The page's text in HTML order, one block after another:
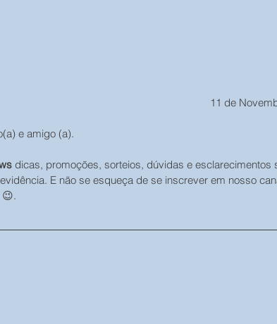
11 de
e amigo (a).
dicas, promoções, sorteios, dúvidas e esclarecimentos
E não se esqueça de se inscrever em nosso